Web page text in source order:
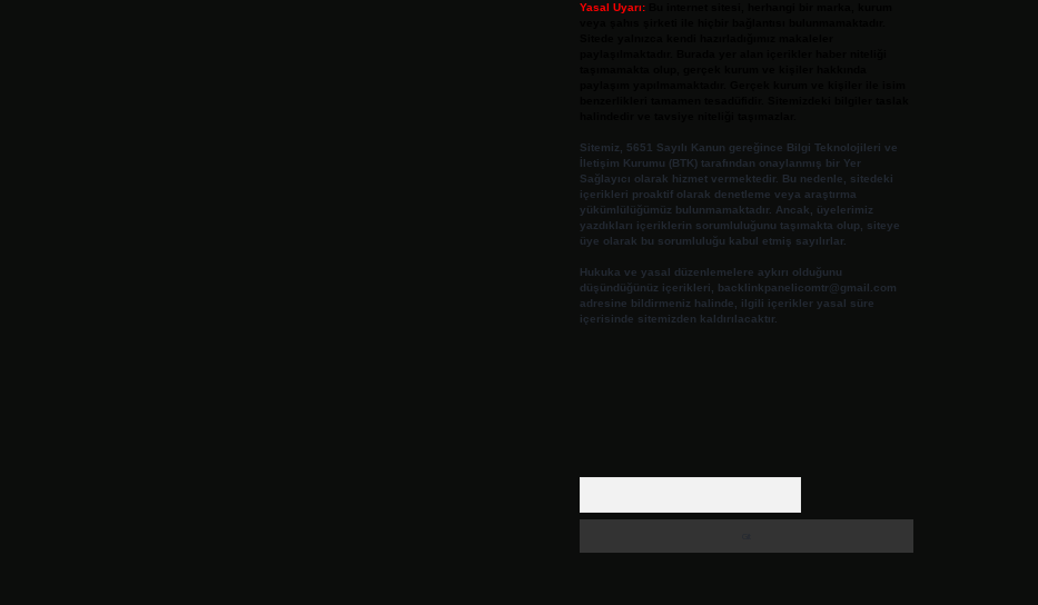
Yasal Uyarı:
Sitemiz, 5651 Sayılı Kanun gereğince Bilgi Teknolojileri ve
İletişim Kurumu (BTK) tarafından onaylanmış bir Yer
Sağlayıcı olarak hizmet vermektedir. Bu nedenle, sitedeki
içerikleri proaktif olarak denetleme veya araştırma
yükümlülüğümüz bulunmamaktadır. Ancak, üyelerimiz
yazdıkları içeriklerin sorumluluğunu taşımakta olup, siteye
üye olarak bu sorumluluğu kabul etmiş sayılırlar.
Hukuka ve yasal düzenlemelere aykırı olduğunu
düşündüğünüz içerikleri,
backlinkpanelicomtr@gmail.com
adresine bildirmeniz halinde, ilgili içerikler yasal süre
içerisinde sitemizden kaldırılacaktır.